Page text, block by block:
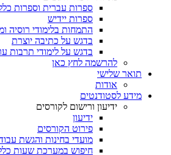
ספרות עברית וספרות
ספרות יידיש
התמחות בלימודי רוסיה
בדגש על כתיבה יוצרת
בדגש על לימודי תרבות
להרשמה לחץ כאן
תואר שלישי
אודות
מידע לסטודנטים
ידיעון ורישום לקורסים
ידיעון
פירוט הקורסים
מועדי בחינות והגשת
חיפוש במערכת שעות